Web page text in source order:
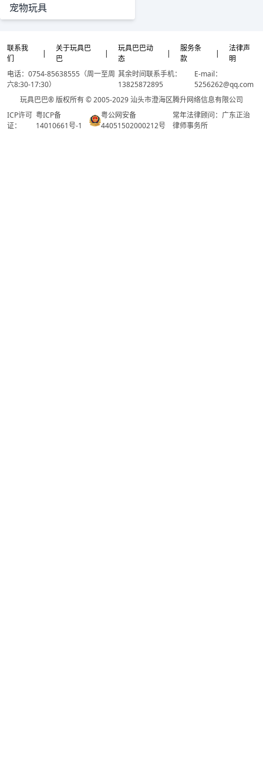
宠物玩具
联系我
们
|
关于玩具巴
巴
|
玩具巴巴动
态
|
服务条
款
|
法律声
明
电话：0754-85638555（周一至周
六8:30-17:30）
其余时间联系手机：
13825872895
E-mail：
5256262@qq.com
玩具巴巴® 版权所有 © 2005-2029 汕头市澄海区腾升网络信息有限公司
ICP许可
证：
粤ICP备
14010661号-1
粤公网安备
44051502000212号
常年法律顾问：广东正治
律师事务所